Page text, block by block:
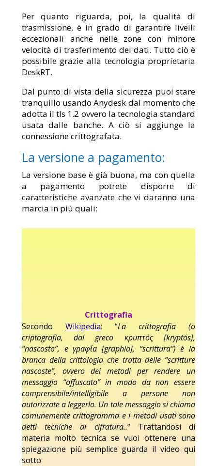
Per quanto riguarda, poi, la qualità di
trasmissione, è in grado di garantire livelli
eccezionali anche nelle zone con minore
velocità di trasferimento dei dati. Tutto ciò è
possibile grazie alla tecnologia proprietaria
DeskRT.
Dal punto di vista della sicurezza puoi stare
tranquillo usando Anydesk dal momento che
adotta il tls 1.2 ovvero la tecnologia standard
usata dalle banche. A ciò si aggiunge la
connessione crittografata.
La versione a pagamento:
La versione base è già buona, ma con quella
a pagamento potrete disporre di
caratteristiche avanzate che vi daranno una
marcia in più quali:
Crittografia
Secondo Wikipedia: “La crittografia (o
criptografia, dal greco κρυπτóς [kryptós],
“nascosto”, e γραφία [graphía], “scrittura”) è la
branca della crittologia che tratta delle “scritture
nascoste”, ovvero dei metodi per rendere un
messaggio “offuscato” in modo da non essere
comprensibile/intelligibile a persone non
autorizzate a leggerlo. Un tale messaggio si chiama
comunemente crittogramma e i metodi usati sono
detti tecniche di cifratura..” Trattandosi di
materia molto tecnica se vuoi ottenere una
spiegazione più semplice guarda il video qui
sotto